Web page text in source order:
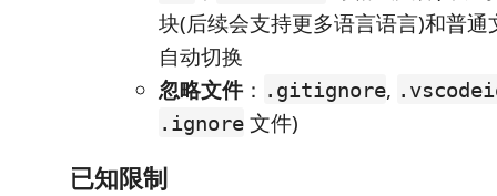
块(后续会支持更多语言语言)和普
自动切换
忽略文件 ： .gitignore,
.ignore 文件)
已知限制